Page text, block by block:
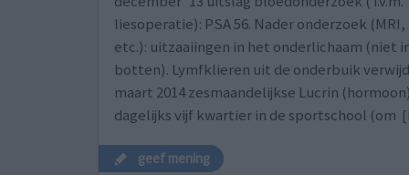
liesoperatie): PSA 56. Nader onderzoek
etc.): uitzaaiingen in het onderlichaam (niet
botten). Lymfklieren uit de onderbuik
maart 2014 zesmaandelijkse Lucrin
dagelijks vijf kwartier in de sportschool (om
geef mening